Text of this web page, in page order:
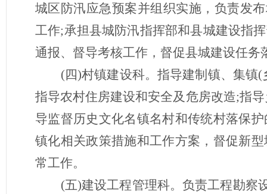
城区防汛应急预案并组织实施，负责发
工作;承担县城防汛指挥部和县城建设指
通报、督导考核工作，督促县城建设任务
(四)村镇建设科。指导建制镇、集镇
指导农村住房建设和安全及危房改造;指
导监督历史文化名镇名村和传统村落保
镇化相关政策措施和工作方案，督促新
常工作。
(五)建设工程管理科。负责工程勘察